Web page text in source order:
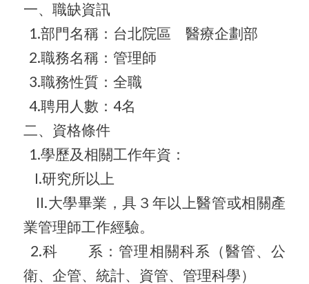
一、職缺資訊
1.部門名稱：台北院區 醫療企劃部
2.職務名稱：管理師
3.職務性質：全職
4.聘用人數：4名
二、資格條件
1.學歷及相關工作年資：
I.研究所以上
II.大學畢業，具３年以上醫管或相關產
業管理師工作經驗。
2.科 系：管理相關科系（醫管、公
衛、企管、統計、資管、管理科學）